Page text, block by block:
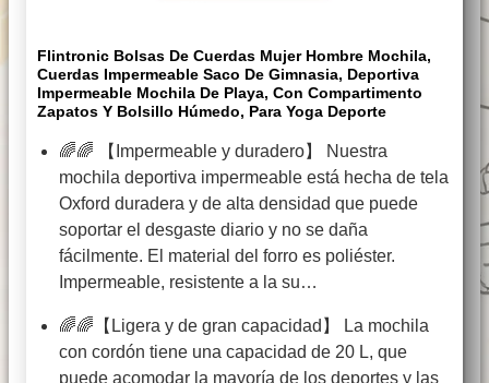
Flintronic Bolsas De Cuerdas Mujer Hombre Mochila,
Cuerdas Impermeable Saco De Gimnasia, Deportiva
Impermeable Mochila De Playa, Con Compartimento
Zapatos Y Bolsillo Húmedo, Para Yoga Deporte
🌈🌈 【Impermeable y duradero】 Nuestra
mochila deportiva impermeable está hecha de tela
Oxford duradera y de alta densidad que puede
soportar el desgaste diario y no se daña
fácilmente. El material del forro es poliéster.
Impermeable, resistente a la su…
🌈🌈【Ligera y de gran capacidad】 La mochila
con cordón tiene una capacidad de 20 L, que
puede acomodar la mayoría de los deportes y las